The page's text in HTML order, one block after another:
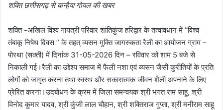
शक्ति छत्तीसगढ़ से कन्हैया गोयल की खबर
शक्ति -अखिल विश्व गायत्री परिवार शांतिकुंज हरिद्वार के तत्वावधान में “विश्व
तंबाकू निषेध दिवस ” के तहत् व्यसन मुक्ति जागरुकता रैली का आयोजन ग्राम –
पोरथा (सक्ती) में दिनांक 31-05-2026 दिन – रविवार को शाम 5 बजे से
निकाली गई।रैली का उद्देश्य समाज में फैली नशा एवं व्यसन जैसी कुरीतियों के प्रति
लोगों को जागृत करना तथा स्वस्थ और सकारात्मक जीवन शैली अपनाने के लिए
प्रेरित करना।उदबोधन के क्रम में जिला समन्वयक श्री भगत राम साहू, श्री
विनोद कुमार यादव, श्री कुंजी लाल चौहान, श्री शक्तिराज गुप्ता, श्री मनीराम साहू